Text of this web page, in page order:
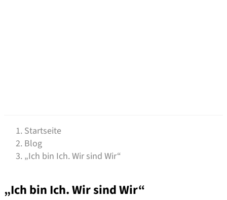
Startseite
Blog
„Ich bin Ich. Wir sind Wir“
„Ich bin Ich. Wir sind Wir“